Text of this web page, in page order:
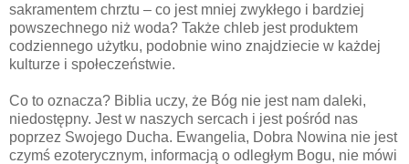
sakramentem chrztu – co jest mniej zwykłego i bardziej
powszechnego niż woda? Także chleb jest produktem
codziennego użytku, podobnie wino znajdziecie w każdej
kulturze i społeczeństwie.
Co to oznacza? Biblia uczy, że Bóg nie jest nam daleki,
niedostępny. Jest w naszych sercach i jest pośród nas
poprzez Swojego Ducha. Ewangelia, Dobra Nowina nie jest
czymś ezoterycznym, informacją o odległym Bogu, nie mówi